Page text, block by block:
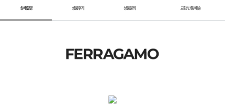
상세설명 상품후기 상품문의 교환/반품/배송